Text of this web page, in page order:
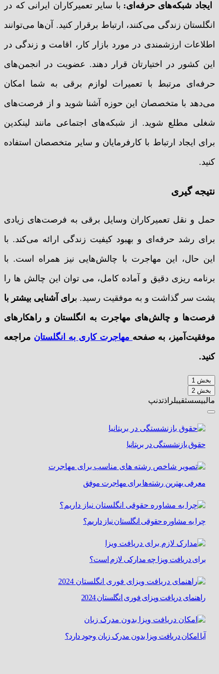
ایجاد شبکه‌های حرفه‌ای: با سایر تعمیرکاران ایرانی که در
انگلستان زندگی می‌کنند، ارتباط برقرار کنید. آن‌ها می‌توانند
اطلاعات ارزشمندی در مورد بازار کار، اقامت و زندگی در
این کشور در اختیارتان قرار دهند. عضویت در انجمن‌های
حرفه‌ای مرتبط با تعمیرات لوازم برقی به شما امکان
می‌دهد با متخصصان این حوزه آشنا شوید و از فرصت‌های
شغلی مطلع شوید. از شبکه‌های اجتماعی مانند لینکدین
برای ایجاد ارتباط با کارفرمایان و سایر متخصصان استفاده
کنید.
نتیجه گیری
حمل و نقل تعمیرکاران وسایل برقی به فرصت‌های زیادی
برای رشد حرفه‌ای و بهبود کیفیت زندگی ارائه می‌کند. با
این حال، این مهاجرت با چالش‌هایی نیز همراه است. با
برنامه ریزی دقیق و آماده کامل، می توان این چالش ها را
پشت سر گذاشت و به موفقیت رسید. برای آشنایی بیشتر با
فرصت‌ها و چالش‌های مهاجرت به انگلستان و راهکارهای
موفقیت‌آمیز، به صفحه مهاجرت کاری به انگلستان مراجعه
کنید.
بخش 1
بخش 2
مالبیسسثقیبلراذتدنپ
حقوق بازنشستگی در بریتانیا
معرفی بهترین رشته‌ها برای مهاجرت موفق
چرا به مشاوره حقوقی انگلستان نیاز داریم؟
برای دریافت ویزا چه مدارکی لازم است؟
راهنمای دریافت ویزای فوری انگلستان 2024
آیا امکان دریافت ویزا بدون مدرک زبان وجود دارد؟